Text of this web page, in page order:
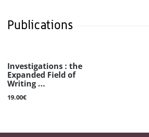
Publications
Investigations : the
Expanded Field of
Writing ...
19.00€